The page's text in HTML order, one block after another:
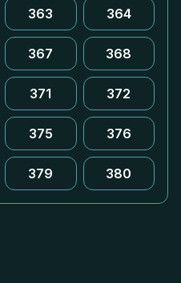
363 364
367 368
371 372
375 376
379 380